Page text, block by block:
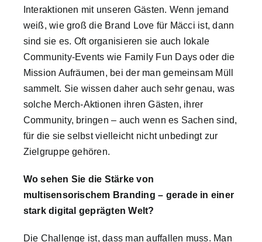
Interaktionen mit unseren Gästen. Wenn jemand
weiß, wie groß die Brand Love für Mäcci ist, dann
sind sie es. Oft organisieren sie auch lokale
Community-Events wie Family Fun Days oder die
Mission Aufräumen, bei der man gemeinsam Müll
sammelt. Sie wissen daher auch sehr genau, was
solche Merch-Aktionen ihren Gästen, ihrer
Community, bringen – auch wenn es Sachen sind,
für die sie selbst vielleicht nicht unbedingt zur
Zielgruppe gehören.
Wo sehen Sie die Stärke von
multisensorischem Branding – gerade in einer
stark digital geprägten Welt?
Die Challenge ist, dass man auffallen muss. Man